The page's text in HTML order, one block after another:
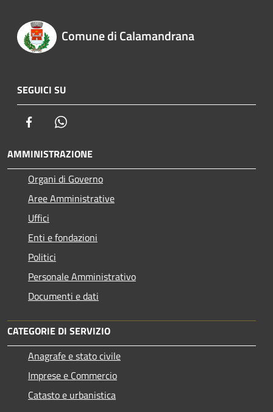
Comune di Calamandrana
SEGUICI SU
Facebook
AMMINISTRAZIONE
Organi di Governo
Aree Amministrative
Uffici
Enti e fondazioni
Politici
Personale Amministrativo
Documenti e dati
CATEGORIE DI SERVIZIO
Anagrafe e stato civile
Imprese e Commercio
Catasto e urbanistica